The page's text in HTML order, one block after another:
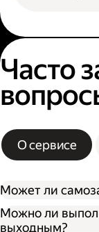
Часто
О сервисе
Может ли
Можно ли
выходным?